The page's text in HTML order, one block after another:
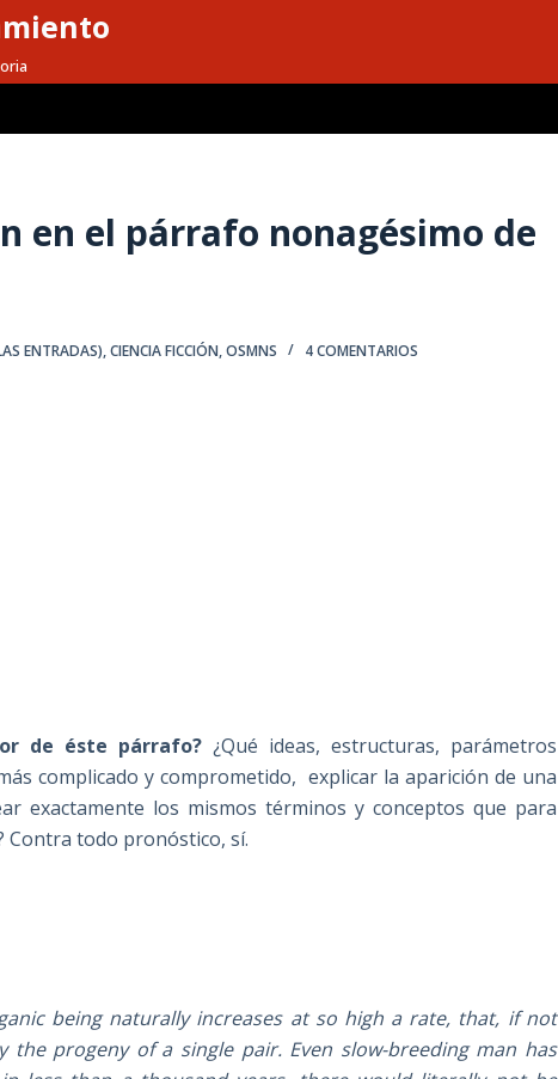
en el párrafo nonagésimo de
ENTRADAS),CIENCIA FICCIÓN,OSMNS 4 COMENTARIOS
de éste párrafo?¿Qué ideas, estructuras, parámetros
complicado y comprometido, explicar la aparición de una
exactamente los mismos términos y conceptos que para
Contra todo pronóstico, sí.
being naturally increases at so high a rate, that, if not
progeny of a single pair. Even slow-breeding man has